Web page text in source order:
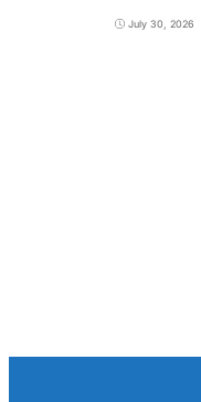
July 30, 2026